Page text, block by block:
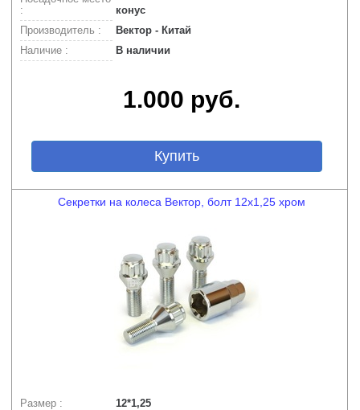
:
конус
Производитель :
Вектор - Китай
Наличие :
В наличии
1.000 руб.
Купить
Секретки на колеса Вектор, болт 12x1,25 хром
Размер :
12*1,25